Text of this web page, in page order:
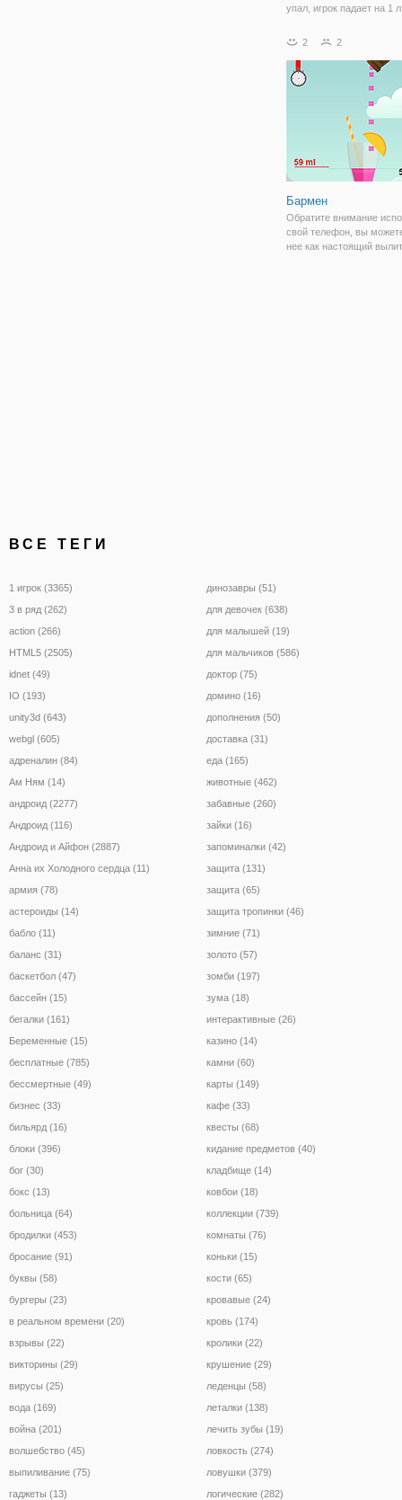
упал, игрок падает на 1
закончила. Игрок
наборный блок (успех).
2 2
Бармен
Обратите внимание
свой телефон, вы
нее как настоящий
ВСЕ ТЕГИ
1 игрок (3365)
3 в ряд (262)
action (266)
HTML5 (2505)
idnet (49)
IO (193)
unity3d (643)
webgl (605)
адреналин (84)
Ам Ням (14)
андроид (2277)
Андроид (116)
Андроид и Айфон (2887)
Анна их Холодного сердца (11)
армия (78)
астероиды (14)
бабло (11)
баланс (31)
баскетбол (47)
бассейн (15)
бегалки (161)
Беременные (15)
бесплатные (785)
бессмертные (49)
бизнес (33)
бильярд (16)
блоки (396)
бог (30)
бокс (13)
больница (64)
бродилки (453)
бросание (91)
буквы (58)
бургеры (23)
в реальном времени (20)
взрывы (22)
викторины (29)
вирусы (25)
вода (169)
война (201)
волшебство (45)
выпиливание (75)
гаджеты (13)
динозавры (51)
для девочек (638)
для малышей (19)
для мальчиков (586)
доктор (75)
домино (16)
дополнения (50)
доставка (31)
еда (165)
животные (462)
забавные (260)
зайки (16)
запоминалки (42)
защита (131)
защита (65)
защита тропинки (46)
зимние (71)
золото (57)
зомби (197)
зума (18)
интерактивные (26)
казино (14)
камни (60)
карты (149)
кафе (33)
квесты (68)
кидание предметов (40)
кладбище (14)
ковбои (18)
коллекции (739)
комнаты (76)
коньки (15)
кости (65)
кровавые (24)
кровь (174)
кролики (22)
крушение (29)
леденцы (58)
леталки (138)
лечить зубы (19)
ловкость (274)
ловушки (379)
логические (282)